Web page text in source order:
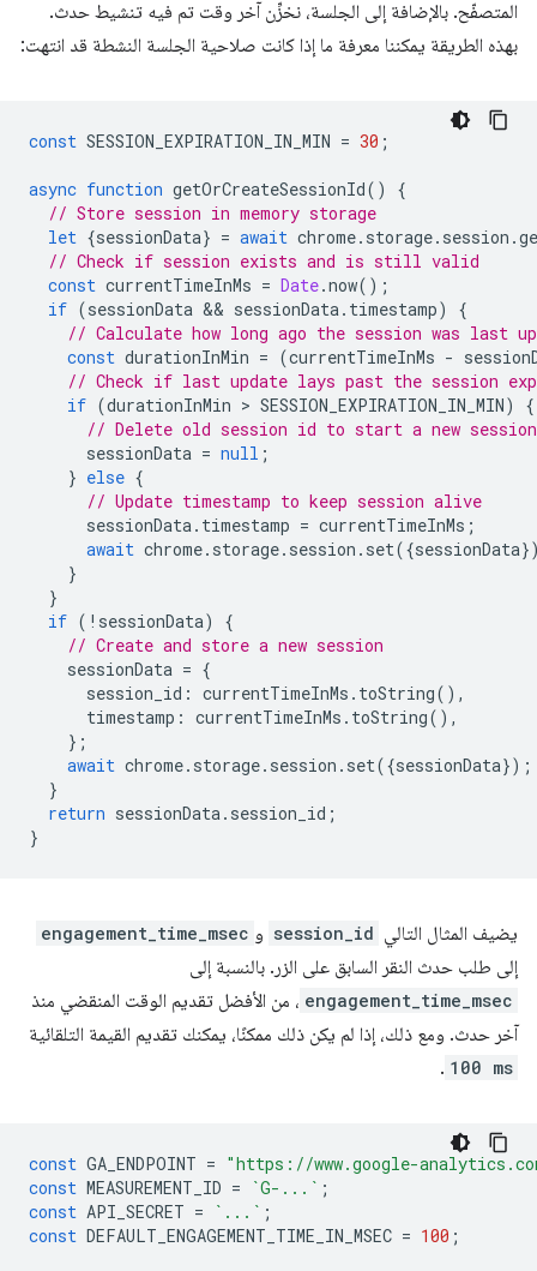
المتصفّح. بالإضافة إلى الجلسة، نخزِّن آخر وقت تم فيه تنشيط حدث.
بهذه الطريقة يمكننا معرفة ما إذا كانت صلاحية الجلسة النشطة قد انتهت:
const SESSION_EXPIRATION_IN_MIN = 30 ;
async function getOrCreateSessionId()
{
// Store session in memory storage
let {sessionData} = await chrome. storage. session .
// Check if session exists and is still valid
const currentTimeInMs = Date.now();
if (sessionData && sessionData. timestamp)
{
// Calculate how long ago the session was last
const durationInMin = (currentTimeInMs -
// Check if last update lays past the session
if (durationInMin > SESSION_EXPIRATION_IN_MIN)
{
// Delete old session id to start a new session
sessionData = null ;
} else {
// Update timestamp to keep session alive
sessionData. timestamp = currentTimeInMs ;
await chrome. storage. session . set({sessionData
}
}
if ( ! sessionData)
{
// Create and store a new session
sessionData = {
session_id : currentTimeInMs . toString(),
timestamp : currentTimeInMs . toString(),
};
await chrome. storage. session . set({sessionData});
}
return sessionData. session_id ;
}
يضيف المثال التالي session_id و engagement_time_msec
إلى طلب حدث النقر السابق على الزر. بالنسبة إلى
engagement_time_msec ، من الأفضل تقديم الوقت المنقضي منذ
آخر حدث. ومع ذلك، إذا لم يكن ذلك ممكنًا، يمكنك تقديم القيمة التلقائية
100 ms
.
const GA_ENDPOINT = "https://www.google-
const MEASUREMENT_ID = `G-...` ;
const API_SECRET = `...` ;
const DEFAULT_ENGAGEMENT_TIME_IN_MSEC = 100 ;